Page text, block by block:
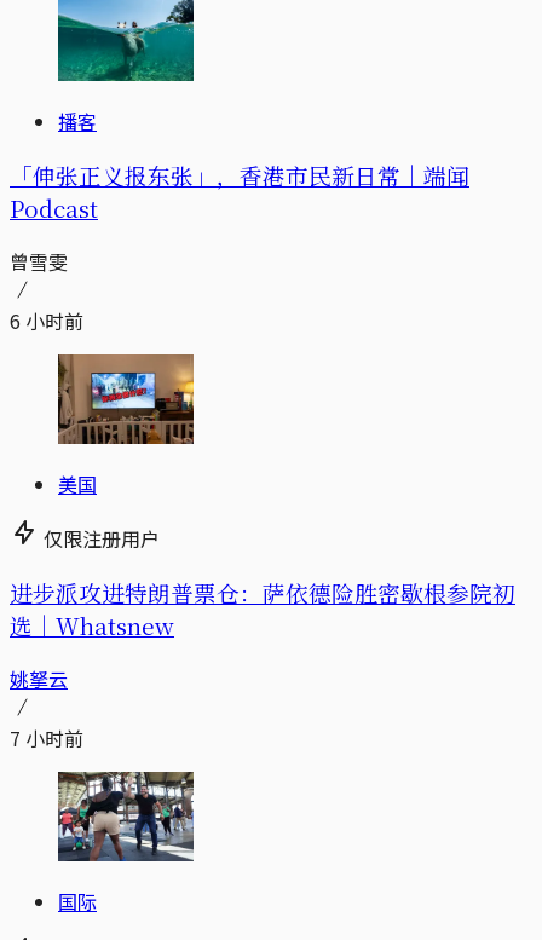
播客
「伸张正义报东张」，香港市民新日常｜端闻
Podcast
曾雪雯
6 小时前
美国
仅限注册用户
进步派攻进特朗普票仓：萨依德险胜密歇根参院初
选｜Whatsnew
姚拏云
7 小时前
国际